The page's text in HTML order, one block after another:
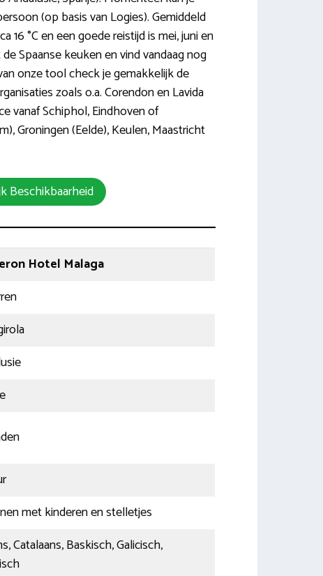
(op basis van Logies). Gemiddeld
16 °C en een goede reistijd is mei, juni en
Spaanse keuken en vind vandaag nog
onze tool check je gemakkelijk de
zoals o.a. Corendon en Lavida
vanaf Schiphol, Eindhoven of
Groningen (Eelde), Keulen, Maastricht
Beschikbaarheid
Hotel Malaga
met kinderen en stelletjes
Catalaans, Baskisch, Galicisch,